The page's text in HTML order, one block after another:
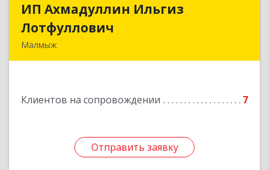
ИП Ахмадуллин Ильгиз
Лотфуллович
Малмыж
Клиентов на сопровождении 7
Отправить заявку
ИП Ахмадуллин Ильгиз
Подробнее
Отправить заявку